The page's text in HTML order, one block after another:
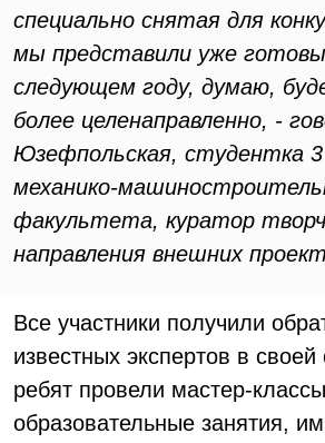
специально снятая для
мы представили уже
следующем году, думаю,
более целенаправленно, -
Юзефпольская, студентка 3
механико-
факультета, куратор
направления внешних
Все участники получили
известных экспертов в
ребят провели мастер-
образовательные занятия,